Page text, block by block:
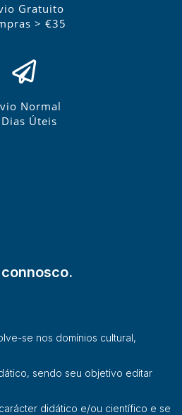
Gratuito
> €35
Normal
Úteis
se nos domínios cultural,
sendo seu objetivo editar
didático e/ou científico e se